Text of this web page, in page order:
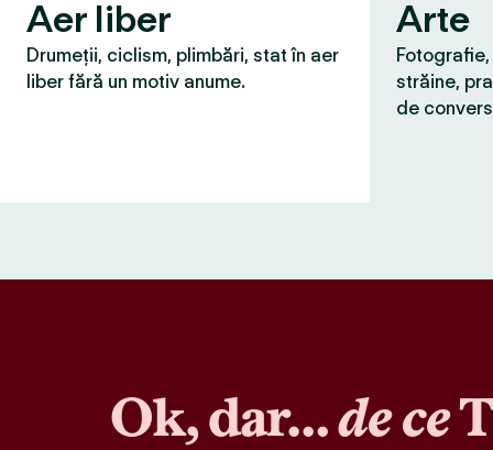
Aer liber
Drumeții, ciclism, plimbări, stat în aer
liber fără un motiv anume.
Arte
străine,
de
Ok, dar…de ce